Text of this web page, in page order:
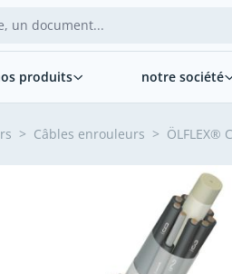
produits notre société
> Câbles enrouleurs > ÖLFLEX®